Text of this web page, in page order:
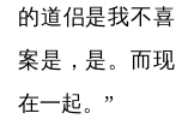
的道侣是我不
案是，是。而
在一起。”